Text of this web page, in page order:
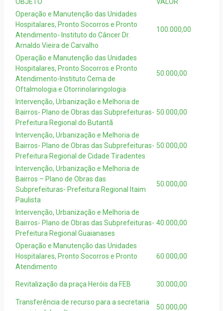
Operação e Manutenção das Unidades
Hospitalares, Pronto Socorros e Pronto
Atendimento- Instituto do Câncer Dr.
Arnaldo Vieira de Carvalho
100.000,00
Operação e Manutenção das Unidades
Hospitalares, Pronto Socorros e Pronto
Atendimento-Instituto Cema de
Oftalmologia e Otorrinolaringologia
50.000,00
Intervenção, Urbanização e Melhoria de
Bairros- Plano de Obras das Subprefeituras-
Prefeitura Regional do Butantã
50.000,00
Intervenção, Urbanização e Melhoria de
Bairros- Plano de Obras das Subprefeituras-
Prefeitura Regional de Cidade Tiradentes
50.000,00
Intervenção, Urbanização e Melhoria de
Bairros – Plano de Obras das
Subprefeituras- Prefeitura Regional Itaim
Paulista
50.000,00
Intervenção, Urbanização e Melhoria de
Bairros- Plano de Obras das Subprefeituras-
Prefeitura Regional Guaianases
40.000,00
Operação e Manutenção das Unidades
Hospitalares, Pronto Socorros e Pronto
Atendimento
60.000,00
Revitalização da praça Heróis da FEB 30.000,00
Transferência de recurso para a secretaria
50.000,00